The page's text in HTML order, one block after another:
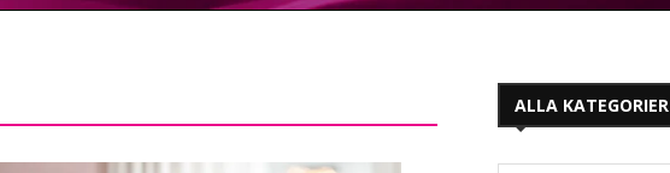
ALLA KATEGORIER